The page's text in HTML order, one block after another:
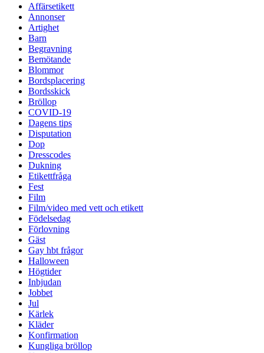
Affärsetikett
Annonser
Artighet
Barn
Begravning
Bemötande
Blommor
Bordsplacering
Bordsskick
Bröllop
COVID-19
Dagens tips
Disputation
Dop
Dresscodes
Dukning
Etikettfråga
Fest
Film
Film/video med vett och etikett
Födelsedag
Förlovning
Gäst
Gay hbt frågor
Halloween
Högtider
Inbjudan
Jobbet
Jul
Kärlek
Kläder
Konfirmation
Kungliga bröllop